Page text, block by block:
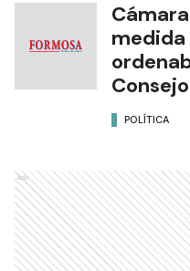
medida
POLÍTICA
Ads